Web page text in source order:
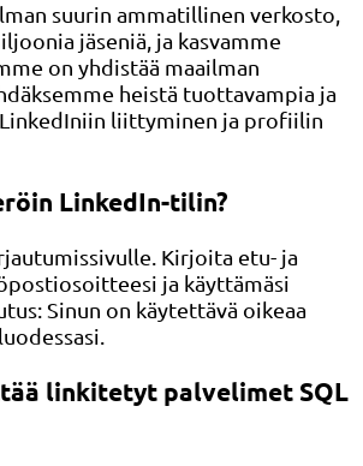
suurin ammatillinen verkosto,
jäseniä, ja kasvamme
on yhdistää maailman
heistä tuottavampia ja
liittyminen ja profiilin
LinkedIn-tilin?
Kirjoita etu- ja
ja käyttämäsi
Sinun on käytettävä oikeaa
linkitetyt palvelimet SQL